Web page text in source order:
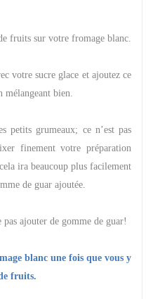
fruits sur votre fromage blanc.
votre sucre glace et ajoutez ce
bien.
petits grumeaux; ce n’est pas
finement votre préparation
ira beaucoup plus facilement
de guar ajoutée.
ajouter de gomme de guar!
blanc une fois que vous y
fruits.